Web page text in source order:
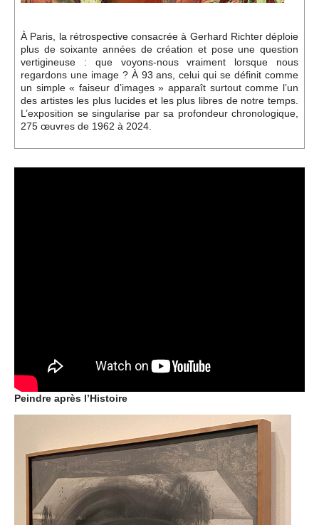
À Paris, la rétrospective consacrée à Gerhard Richter déploie
plus de soixante années de création et pose une question
vertigineuse : que voyons-nous vraiment lorsque nous
regardons une image ? À 93 ans, celui qui se définit comme
un simple « faiseur d’images » apparaît surtout comme l’un
des artistes les plus lucides et les plus libres de notre temps.
L’exposition se singularise par sa profondeur chronologique,
275 œuvres de 1962 à 2024.
Peindre après l’Histoire